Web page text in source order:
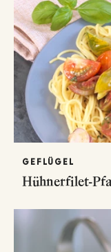
GEFLÜGEL
Hühnerfilet-